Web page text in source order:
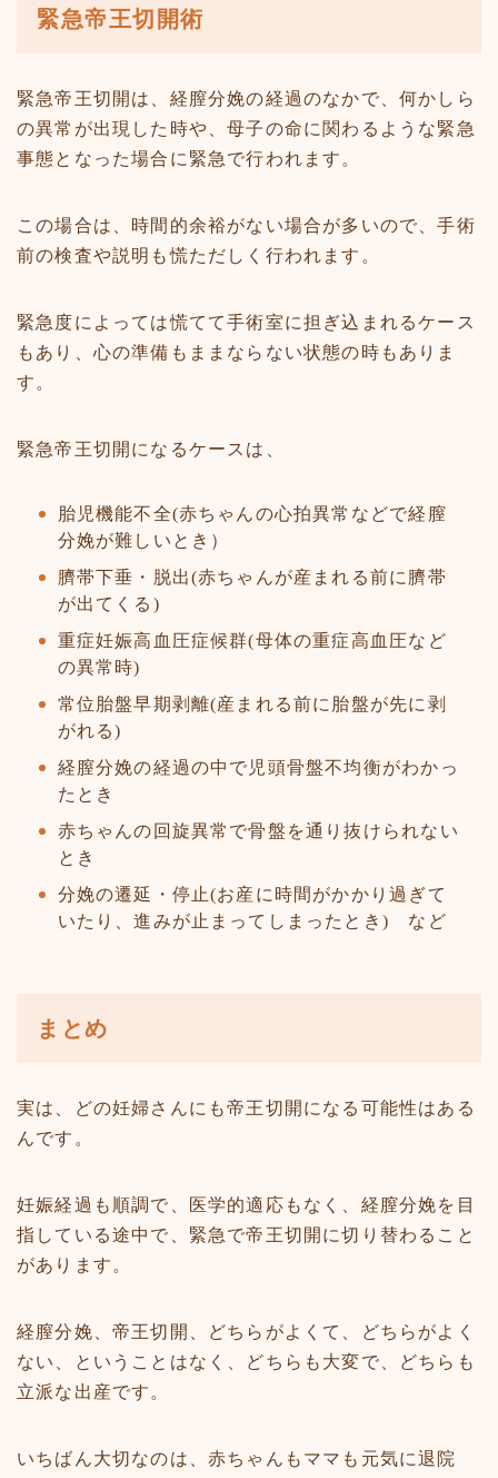
緊急帝王切開術
緊急帝王切開は、経膣分娩の経過のなかで、何かしら
の異常が出現した時や、母子の命に関わるような緊急
事態となった場合に緊急で行われます。
この場合は、時間的余裕がない場合が多いので、手術
前の検査や説明も慌ただしく行われます。
緊急度によっては慌てて手術室に担ぎ込まれるケース
もあり、心の準備もままならない状態の時もありま
す。
緊急帝王切開になるケースは、
胎児機能不全(赤ちゃんの心拍異常などで経膣
分娩が難しいとき）
臍帯下垂・脱出(赤ちゃんが産まれる前に臍帯
が出てくる)
重症妊娠高血圧症候群(母体の重症高血圧など
の異常時)
常位胎盤早期剥離(産まれる前に胎盤が先に剥
がれる)
経膣分娩の経過の中で児頭骨盤不均衡がわかっ
たとき
赤ちゃんの回旋異常で骨盤を通り抜けられない
とき
分娩の遷延・停止(お産に時間がかかり過ぎて
いたり、進みが止まってしまったとき) など
まとめ
実は、どの妊婦さんにも帝王切開になる可能性はある
んです。
妊娠経過も順調で、医学的適応もなく、経膣分娩を目
指している途中で、緊急で帝王切開に切り替わること
があります。
経膣分娩、帝王切開、どちらがよくて、どちらがよく
ない、ということはなく、どちらも大変で、どちらも
立派な出産です。
いちばん大切なのは、赤ちゃんもママも元気に退院